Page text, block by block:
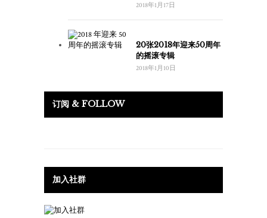
2018年1月17日
20张2018年迎来50周年
的摇滚专辑
2018年1月10日
订阅 & FOLLOW
加入社群